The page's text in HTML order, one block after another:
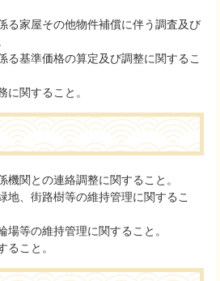
る家屋その他物件補償に伴う調査及び
る基準価格の算定及び調整に関するこ
に関すること。
機関との連絡調整に関すること。
地、街路樹等の維持管理に関するこ
場等の維持管理に関すること。
ること。